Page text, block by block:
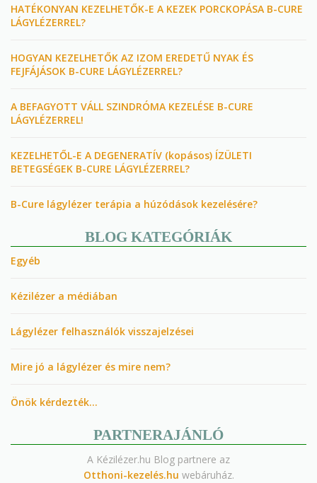
HATÉKONYAN KEZELHETŐK-E A KEZEK PORCKOPÁSA B-CURE
LÁGYLÉZERREL?
HOGYAN KEZELHETŐK AZ IZOM EREDETŰ NYAK ÉS
FEJFÁJÁSOK B-CURE LÁGYLÉZERREL?
A BEFAGYOTT VÁLL SZINDRÓMA KEZELÉSE B-CURE
LÁGYLÉZERREL!
KEZELHETŐL-E A DEGENERATÍV (kopásos) ÍZÜLETI
BETEGSÉGEK B-CURE LÁGYLÉZERREL?
B-Cure lágylézer terápia a húzódások kezelésére?
BLOG KATEGÓRIÁK
Egyéb
Kézilézer a médiában
Lágylézer felhasználók visszajelzései
Mire jó a lágylézer és mire nem?
Önök kérdezték…
PARTNERAJÁNLÓ
A Kézilézer.hu Blog partnere az
Otthoni-kezelés.hu webáruház.